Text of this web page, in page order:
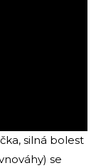
silná bolest
se